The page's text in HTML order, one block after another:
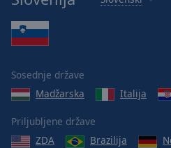
Sosednje države
Madžarska
Italija
Priljubljene države
ZDA
Brazilija